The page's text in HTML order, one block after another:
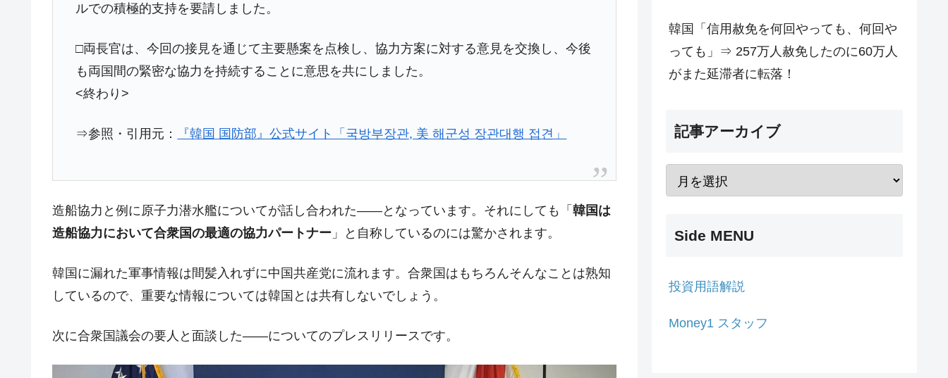
ルでの積極的支持を要請しました。
□両長官は、今回の接見を通じて主要懸案を点検し、協力方案に対する意見を交換し、今後
も両国間の緊密な協力を持続することに意思を共にしました。
<終わり>
⇒参照・引用元： 『韓国 国防部』公式サイト「국방부장관, 美 해군성 장관대행 접견」
造船協力と例に原子力潜水艦についてが話し合われた――となっています。それにしても「 韓国は
造船協力において合衆国の最適の協力パートナー 」と自称しているのには驚かされます。
韓国に漏れた軍事情報は間髪入れずに中国共産党に流れます。合衆国はもちろんそんなことは熟知
しているので、重要な情報については韓国とは共有しないでしょう。
次に合衆国議会の要人と面談した――についてのプレスリリースです。
韓国「信用赦免を何回やっても、何回や
っても」⇒ 257万人赦免したのに60万人
がまた延滞者に転落！
記事アーカイブ
Side MENU
投資用語解説
Money1 スタッフ